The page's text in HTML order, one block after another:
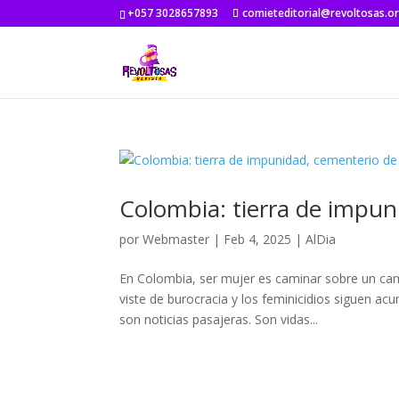
+057 3028657893
Colombia: tierra de
porWebmaster | Feb 4, 2025 |AlDia
En Colombia, ser mujer es caminar sobre un
viste de burocracia y los feminicidios siguen
son noticias pasajeras. Son vidas...